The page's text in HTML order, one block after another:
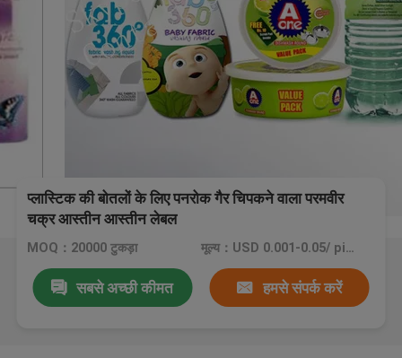
प्लास्टिक की बोतलों के लिए पनरोक गैर चिपकने वाला परमवीर
चक्र आस्तीन आस्तीन लेबल
MOQ：20000 टुकड़ा मूल्य：USD 0.001-0.05/ piece
सबसे अच्छी कीमत हमसे संपर्क करें